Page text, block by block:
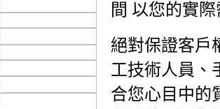
間 以您的實
絕對保證客戶
工技術人員、
合您心目中的